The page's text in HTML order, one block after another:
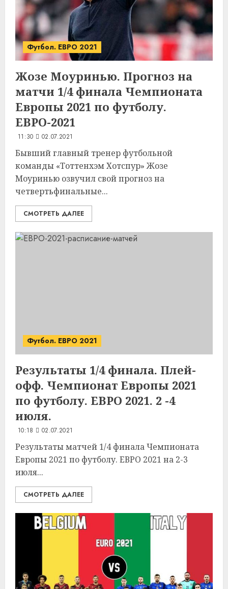
Футбол. ЕВРО 2021
Жозе Моуринью. Прогноз на
матчи 1/4 финала Чемпионата
Европы 2021 по футболу.
ЕВРО-2021
11:30 02.07.2021
Бывший главный тренер футбольной
команды «Тоттенхэм Хотспур» Жозе
Моуринью озвучил свой прогноз на
четвертьфинальные...
СМОТРЕТЬ ДАЛЕЕ
Футбол. ЕВРО 2021
Результаты 1/4 финала. Плей-
офф. Чемпионат Европы 2021
по футболу. ЕВРО 2021. 2 -4
июля.
10:18 02.07.2021
Результаты матчей 1/4 финала Чемпионата
Европы 2021 по футболу. ЕВРО 2021 на 2-3
июля...
СМОТРЕТЬ ДАЛЕЕ